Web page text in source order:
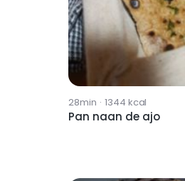
28min · 1344 kcal
Pan naan de ajo